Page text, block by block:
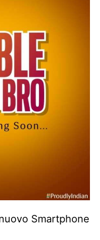
Smartphone